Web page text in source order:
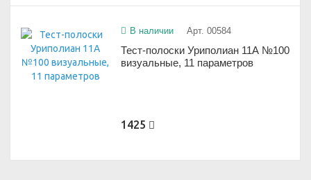
В наличии Арт. 00584
Тест-полоски Уриполиан 11А №100
визуальные, 11 параметров
1425